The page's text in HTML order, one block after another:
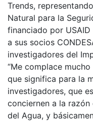
Trends,
Natural para la
financiado por
a sus socios
investigadores del
“Me complace
que significa para la
investigadores, que
conciernen a la
del Agua, y